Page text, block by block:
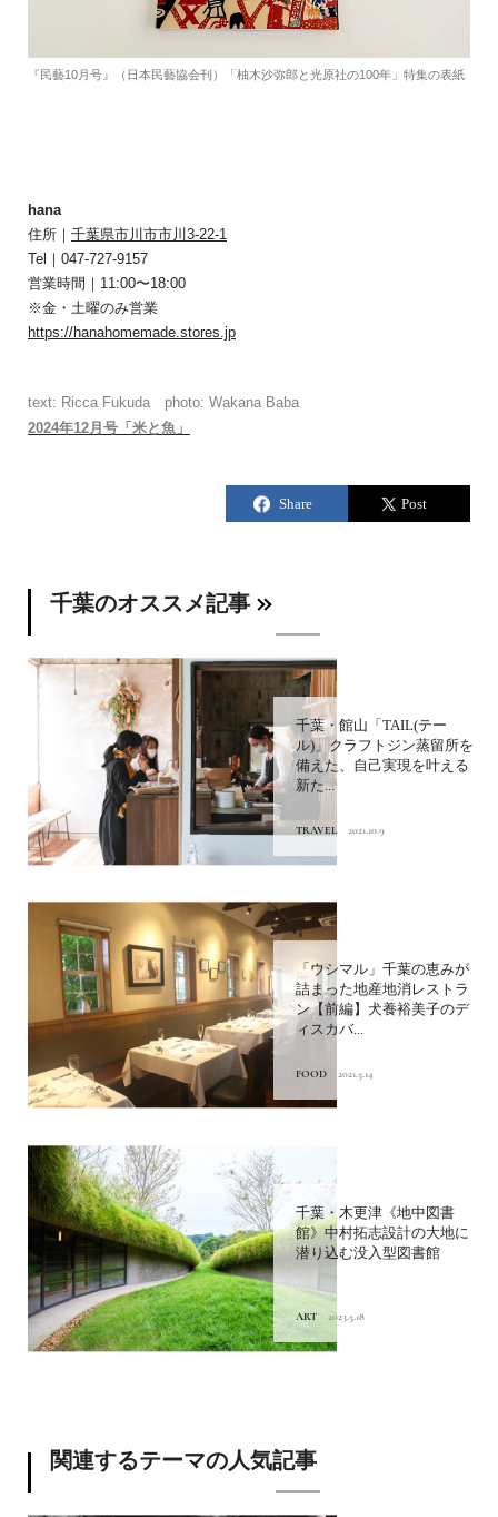
『民藝10月号』（日本民藝協会刊）「柚木沙弥郎と光原社の100年」特集の表紙
​​hana
住所｜ 千葉県市川市市川3-22-1
Tel｜047-727-9157
営業時間｜11:00〜18:00
※金・土曜のみ営業
https://hanahomemade.stores.jp
text: Ricca Fukuda photo: Wakana Baba
2024年12月号「米と魚」
千葉のオススメ記事
千葉・館山「TAIL(テー
ル)」クラフトジン蒸留所を
備えた、自己実現を叶える
新た...
TRAVEL 2021.10.9
「ウシマル」千葉の恵みが
詰まった地産地消レストラ
ン【前編】犬養裕美子のデ
ィスカバ...
FOOD 2021.5.14
千葉・木更津《地中図書
館》中村拓志設計の大地に
潜り込む没入型図書館
ART 2023.5.18
関連するテーマの人気記事